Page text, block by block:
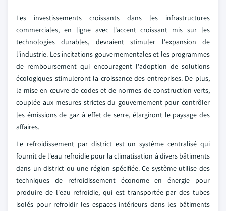
Les investissements croissants dans les infrastructures
commerciales, en ligne avec l'accent croissant mis sur les
technologies durables, devraient stimuler l'expansion de
l'industrie. Les incitations gouvernementales et les programmes
de remboursement qui encouragent l'adoption de solutions
écologiques stimuleront la croissance des entreprises. De plus,
la mise en œuvre de codes et de normes de construction verts,
couplée aux mesures strictes du gouvernement pour contrôler
les émissions de gaz à effet de serre, élargiront le paysage des
affaires.
Le refroidissement par district est un système centralisé qui
fournit de l'eau refroidie pour la climatisation à divers bâtiments
dans un district ou une région spécifiée. Ce système utilise des
techniques de refroidissement économe en énergie pour
produire de l'eau refroidie, qui est transportée par des tubes
isolés pour refroidir les espaces intérieurs dans les bâtiments